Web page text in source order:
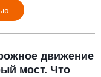
движение
мост. Что